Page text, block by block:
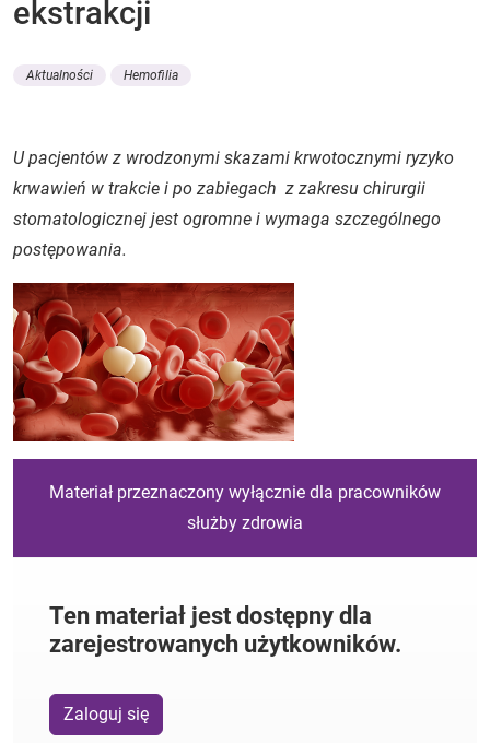
ekstrakcji
Aktualności Hemofilia
U pacjentów z wrodzonymi skazami krwotocznymi ryzyko
krwawień w trakcie i po zabiegach z zakresu chirurgii
stomatologicznej jest ogromne i wymaga szczególnego
postępowania.
Materiał przeznaczony wyłącznie dla pracowników
służby zdrowia
Ten materiał jest dostępny dla
zarejestrowanych użytkowników.
Zaloguj się